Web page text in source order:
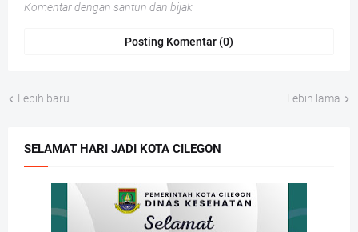
Komentar dengan santun dan bijak
Posting Komentar (0)
Lebih baru Lebih lama
SELAMAT HARI JADI KOTA CILEGON